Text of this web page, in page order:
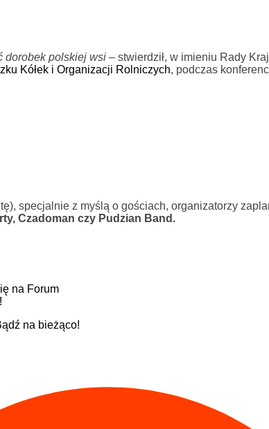
dorobek polskiej wsi– stwierdził, w imieniu Rady
Kółek i Organizacji Rolniczych, podczas
specjalnie z myślą o gościach, organizatorzy
Czadoman czy Pudzian Band.
na Forum
na bieżąco!